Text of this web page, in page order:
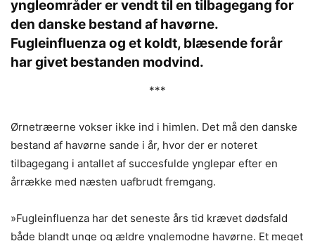
yngleområder er vendt til en tilbagegang for
den danske bestand af havørne.
Fugleinfluenza og et koldt, blæsende forår
har givet bestanden modvind.
***
Ørnetræerne vokser ikke ind i himlen. Det må den danske
bestand af havørne sande i år, hvor der er noteret
tilbagegang i antallet af succesfulde ynglepar efter en
årrække med næsten uafbrudt fremgang.
»Fugleinfluenza har det seneste års tid krævet dødsfald
både blandt unge og ældre ynglemodne havørne. Et meget